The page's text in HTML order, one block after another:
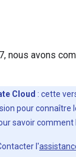
nous avons
Cloud : cette
pour
savoir comment
l'